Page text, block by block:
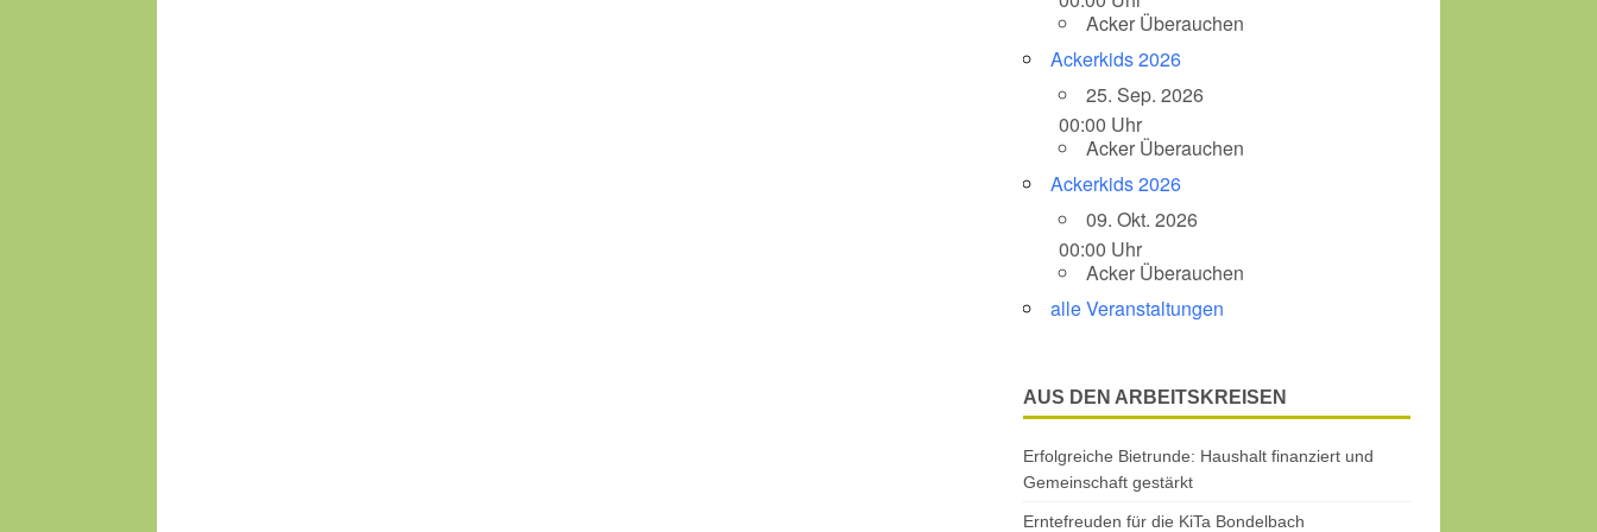
Acker Überauchen
Ackerkids 2026
25. Sep. 2026
00:00 Uhr
Acker Überauchen
Ackerkids 2026
09. Okt. 2026
00:00 Uhr
Acker Überauchen
alle Veranstaltungen
AUS DEN ARBEITSKREISEN
Erfolgreiche Bietrunde: Haushalt finanziert und
Gemeinschaft gestärkt
Erntefreuden für die KiTa Bondelbach